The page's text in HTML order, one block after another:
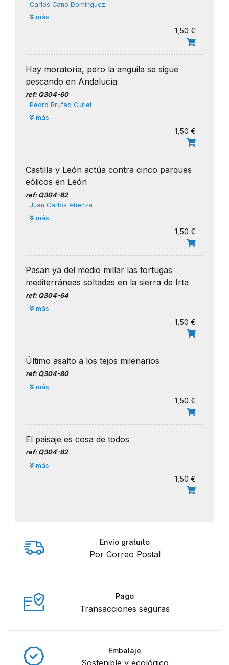
Carlos Cano Domínguez
más
1,50 €
Hay moratoria, pero la anguila se sigue
pescando en Andalucía
ref: Q304-60
Pedro Brufao Curiel
más
1,50 €
Castilla y León actúa contra cinco parques
eólicos en León
ref: Q304-62
Juan Carlos Atienza
más
1,50 €
Pasan ya del medio millar las tortugas
mediterráneas soltadas en la sierra de Irta
ref: Q304-64
más
1,50 €
Último asalto a los tejos milenarios
ref: Q304-80
más
1,50 €
El paisaje es cosa de todos
ref: Q304-82
más
1,50 €
Envío gratuito
Por Correo Postal
Pago
Transacciones seguras
Embalaje
Sostenible y ecológico